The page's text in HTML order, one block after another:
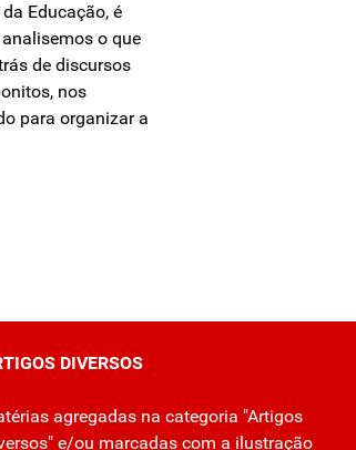
Educação, é
o que
de discursos
nos
para organizar a
DIVERSOS
agregadas na categoria "Artigos
e/ou marcadas com a ilustração